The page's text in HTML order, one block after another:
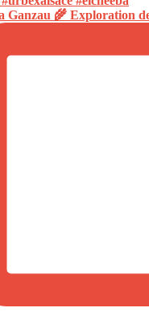
Ganzau 🌾 Exploration